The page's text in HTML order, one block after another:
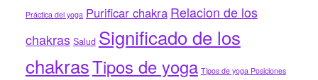
Práctica del yoga Purificar chakra Relacion de los
chakras Salud Significado de los
chakrasTipos de yoga Tipos de yoga Posiciones